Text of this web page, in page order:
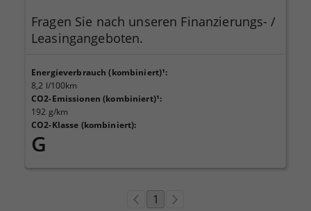
Fragen Sie nach unseren Finanzierungs- /
Leasingangeboten.
Energieverbrauch (kombiniert)¹:
8,2 l/100km
CO2-Emissionen (kombiniert)¹:
192 g/km
CO2-Klasse (kombiniert):
G
1